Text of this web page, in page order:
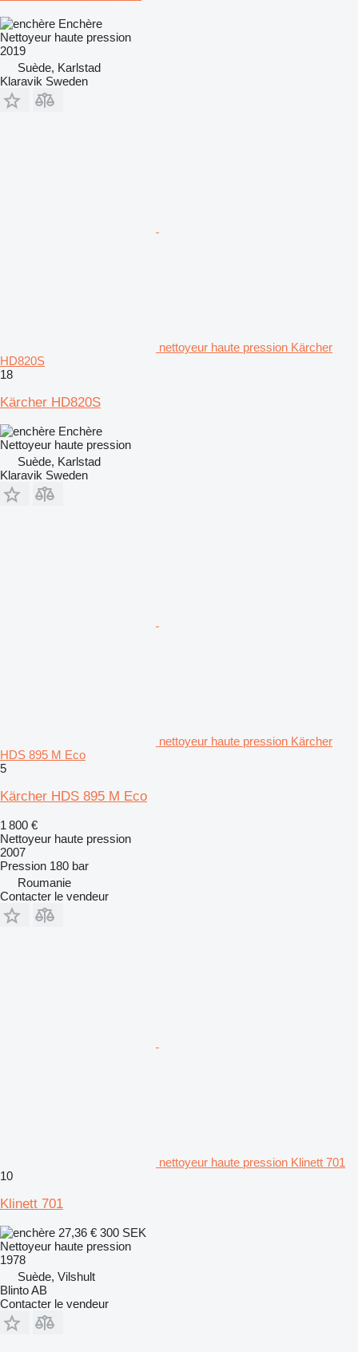
Enchère
Nettoyeur haute pression
2019
Suède, Karlstad
Klaravik Sweden
nettoyeur haute pression Kärcher
HD820S
18
Kärcher HD820S
Enchère
Nettoyeur haute pression
Suède, Karlstad
Klaravik Sweden
nettoyeur haute pression Kärcher
HDS 895 M Eco
5
Kärcher HDS 895 M Eco
1 800 €
Nettoyeur haute pression
2007
Pression 180 bar
Roumanie
Contacter le vendeur
nettoyeur haute pression Klinett 701
10
Klinett 701
27,36 € 300 SEK
Nettoyeur haute pression
1978
Suède, Vilshult
Blinto AB
Contacter le vendeur